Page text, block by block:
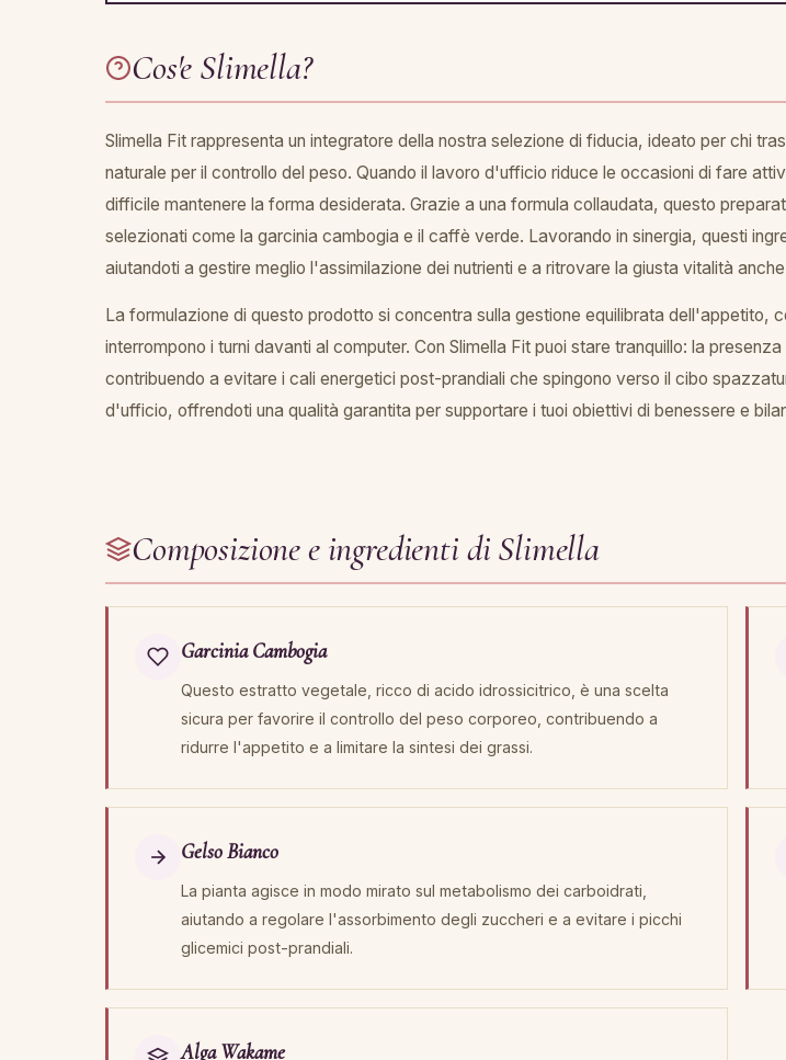
Cos'e Slimella?
Slimella Fit rappresenta un integratore della nostra selezione di fiducia, ideato per chi
naturale per il controllo del peso. Quando il lavoro d'ufficio riduce le occasioni di fare
difficile mantenere la forma desiderata. Grazie a una formula collaudata, questo
selezionati come la garcinia cambogia e il caffè verde. Lavorando in sinergia, questi
aiutandoti a gestire meglio l'assimilazione dei nutrienti e a ritrovare la giusta vitalità
La formulazione di questo prodotto si concentra sulla gestione equilibrata dell'appetito,
interrompono i turni davanti al computer. Con Slimella Fit puoi stare tranquillo: la
contribuendo a evitare i cali energetici post-prandiali che spingono verso il cibo
d'ufficio, offrendoti una qualità garantita per supportare i tuoi obiettivi di benessere e
Composizione e ingredienti di Slimella
Garcinia Cambogia
Questo estratto vegetale, ricco di acido idrossicitrico, è una scelta
sicura per favorire il controllo del peso corporeo, contribuendo a
ridurre l'appetito e a limitare la sintesi dei grassi.
Gelso Bianco
La pianta agisce in modo mirato sul metabolismo dei carboidrati,
aiutando a regolare l'assorbimento degli zuccheri e a evitare i picchi
glicemici post-prandiali.
Alga Wakame